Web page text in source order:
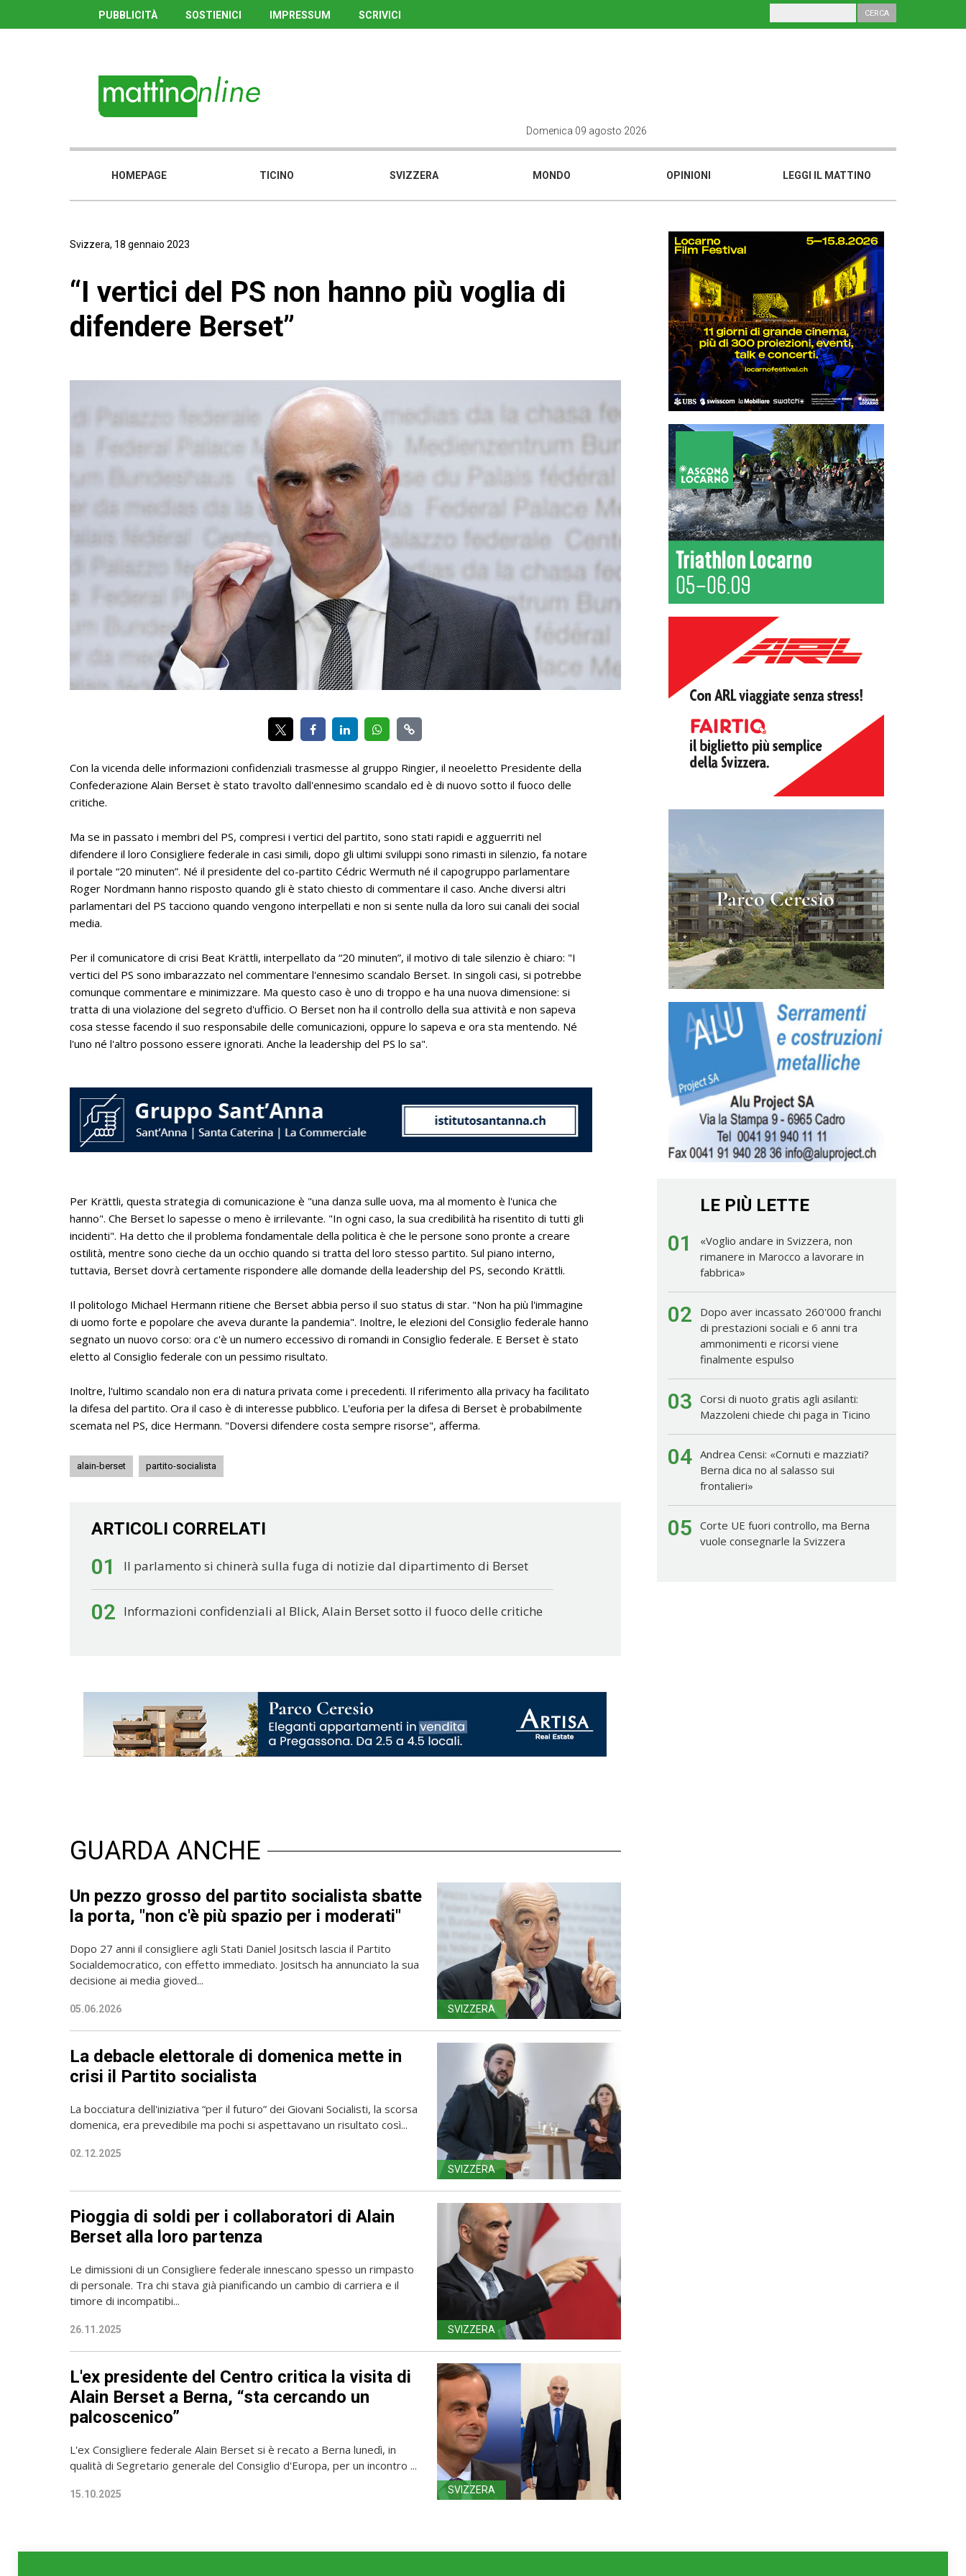
PUBBLICITÀ SOSTIENICI IMPRESSUM SCRIVICI
Domenica 09 agosto 2026
HOMEPAGE TICINO SVIZZERA MONDO OPINIONI LEGGI IL MATTINO
Svizzera, 18 gennaio 2023
“I vertici del PS non hanno più voglia di
difendere Berset”
Con la vicenda delle informazioni confidenziali trasmesse al gruppo Ringier, il neoeletto Presidente della
Confederazione Alain Berset è stato travolto dall'ennesimo scandalo ed è di nuovo sotto il fuoco delle
critiche.
Ma se in passato i membri del PS, compresi i vertici del partito, sono stati rapidi e agguerriti nel
difendere il loro Consigliere federale in casi simili, dopo gli ultimi sviluppi sono rimasti in silenzio, fa notare
il portale “20 minuten”. Né il presidente del co-partito Cédric Wermuth né il capogruppo parlamentare
Roger Nordmann hanno risposto quando gli è stato chiesto di commentare il caso. Anche diversi altri
parlamentari del PS tacciono quando vengono interpellati e non si sente nulla da loro sui canali dei social
media.
Per il comunicatore di crisi Beat Krättli, interpellato da “20 minuten”, il motivo di tale silenzio è chiaro: "I
vertici del PS sono imbarazzato nel commentare l'ennesimo scandalo Berset. In singoli casi, si potrebbe
comunque commentare e minimizzare. Ma questo caso è uno di troppo e ha una nuova dimensione: si
tratta di una violazione del segreto d'ufficio. O Berset non ha il controllo della sua attività e non sapeva
cosa stesse facendo il suo responsabile delle comunicazioni, oppure lo sapeva e ora sta mentendo. Né
l'uno né l'altro possono essere ignorati. Anche la leadership del PS lo sa".
Per Krättli, questa strategia di comunicazione è "una danza sulle uova, ma al momento è l'unica che
hanno". Che Berset lo sapesse o meno è irrilevante. "In ogni caso, la sua credibilità ha risentito di tutti gli
incidenti". Ha detto che il problema fondamentale della politica è che le persone sono pronte a creare
ostilità, mentre sono cieche da un occhio quando si tratta del loro stesso partito. Sul piano interno,
tuttavia, Berset dovrà certamente rispondere alle domande della leadership del PS, secondo Krättli.
Il politologo Michael Hermann ritiene che Berset abbia perso il suo status di star. "Non ha più l'immagine
di uomo forte e popolare che aveva durante la pandemia". Inoltre, le elezioni del Consiglio federale hanno
segnato un nuovo corso: ora c'è un numero eccessivo di romandi in Consiglio federale. E Berset è stato
eletto al Consiglio federale con un pessimo risultato.
Inoltre, l'ultimo scandalo non era di natura privata come i precedenti. Il riferimento alla privacy ha facilitato
la difesa del partito. Ora il caso è di interesse pubblico. L'euforia per la difesa di Berset è probabilmente
scemata nel PS, dice Hermann. "Doversi difendere costa sempre risorse", afferma.
alain-berset partito-socialista
ARTICOLI CORRELATI
01 Il parlamento si chinerà sulla fuga di notizie dal dipartimento di Berset
02 Informazioni confidenziali al Blick, Alain Berset sotto il fuoco delle critiche
GUARDA ANCHE
Un pezzo grosso del partito socialista sbatte
la porta, "non c'è più spazio per i moderati"
Dopo 27 anni il consigliere agli Stati Daniel Jositsch lascia il Partito
Socialdemocratico, con effetto immediato. Jositsch ha annunciato la sua
decisione ai media gioved...
05.06.2026 SVIZZERA
La debacle elettorale di domenica mette in
crisi il Partito socialista
La bocciatura dell'iniziativa “per il futuro” dei Giovani Socialisti, la scorsa
domenica, era prevedibile ma pochi si aspettavano un risultato così...
02.12.2025
SVIZZERA
Pioggia di soldi per i collaboratori di Alain
Berset alla loro partenza
Le dimissioni di un Consigliere federale innescano spesso un rimpasto
di personale. Tra chi stava già pianificando un cambio di carriera e il
timore di incompatibi...
26.11.2025 SVIZZERA
L'ex presidente del Centro critica la visita di
Alain Berset a Berna, “sta cercando un
palcoscenico”
L'ex Consigliere federale Alain Berset si è recato a Berna lunedì, in
qualità di Segretario generale del Consiglio d'Europa, per un incontro ...
15.10.2025 SVIZZERA
LE PIÙ LETTE
01
«Voglio andare in Svizzera, non
rimanere in Marocco a lavorare in
fabbrica»
02
Dopo aver incassato 260'000 franchi
di prestazioni sociali e 6 anni tra
ammonimenti e ricorsi viene
finalmente espulso
03 Corsi di nuoto gratis agli asilanti:
Mazzoleni chiede chi paga in Ticino
04 Andrea Censi: «Cornuti e mazziati?
Berna dica no al salasso sui
frontalieri»
05 Corte UE fuori controllo, ma Berna
vuole consegnarle la Svizzera